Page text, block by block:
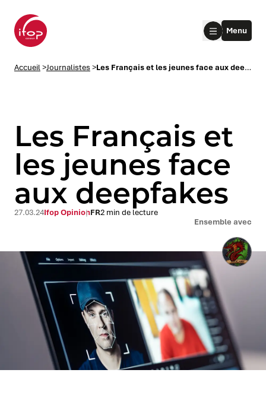
submenu
Menu
Accueil>Journalistes > Les Français et les jeunes face aux deepfakes
Les Français et
les jeunes face
aux deepfakes
Ensemble avec
27.03.24Ifop OpinionFR2 min de lecture